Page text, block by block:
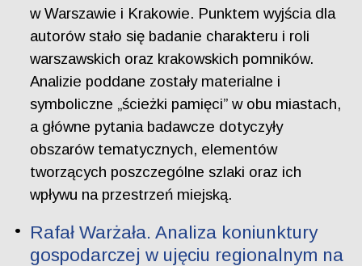
w Warszawie i Krakowie. Punktem wyjścia dla
autorów stało się badanie charakteru i roli
warszawskich oraz krakowskich pomników.
Analizie poddane zostały materialne i
symboliczne „ścieżki pamięci” w obu miastach,
a główne pytania badawcze dotyczyły
obszarów tematycznych, elementów
tworzących poszczególne szlaki oraz ich
wpływu na przestrzeń miejską.
Rafał Warżała. Analiza koniunktury
gospodarczej w ujęciu regionalnym na